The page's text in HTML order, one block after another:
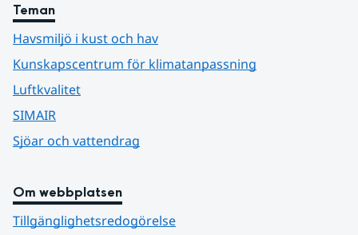
Teman
Havsmiljö i kust och hav
Kunskapscentrum för klimatanpassning
Luftkvalitet
SIMAIR
Sjöar och vattendrag
Om webbplatsen
Tillgänglighetsredogörelse